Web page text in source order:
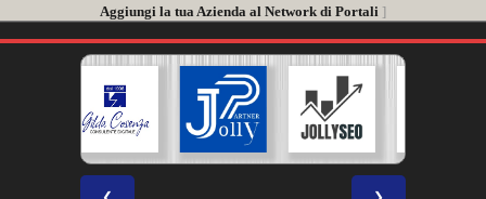
Aggiungi la tua Azienda al Network di Portali ]